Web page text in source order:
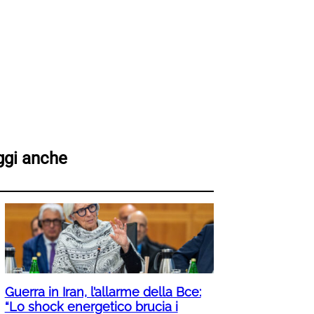
anche
Guerra in Iran, l’allarme della Bce:
“Lo shock energetico brucia i